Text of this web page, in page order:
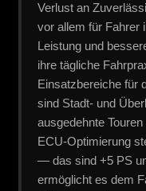
Verlust an
vor allem für Fahrer
Leistung und
ihre tägliche
Einsatzbereiche für
sind Stadt- und
ausgedehnte
ECU-Optimierung
— das sind +5 PS
ermöglicht es dem